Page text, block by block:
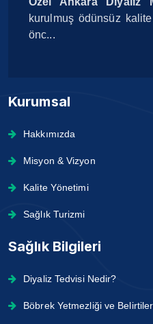
kurulmuş ödünsüz
önc...
Kurumsal
Hakkımızda
Misyon & Vizyon
Kalite Yönetimi
Sağlık Turizmi
Sağlık Bilgileri
Diyaliz Tedvisi Nedir?
Böbrek Yetmezliği ve